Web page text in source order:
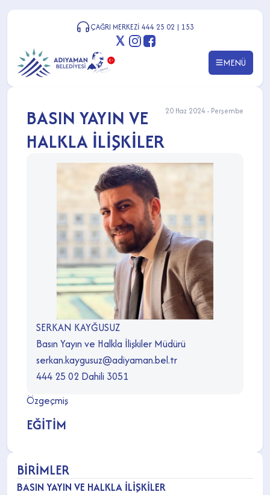
ÇAĞRI MERKEZİ 444 25 02 | 153
MENÜ
BASIN YAYIN VE
HALKLA İLİŞKİLER
20 Haz 2024 - Perşembe
SERKAN KAYĞUSUZ
Basın Yayın ve Halkla İlişkiler Müdürü
serkan.kaygusuz@adiyaman.bel.tr
444 25 02 Dahili 3051
Özgeçmiş
EĞİTİM
BİRİMLER
BASIN YAYIN VE HALKLA İLİŞKİLER